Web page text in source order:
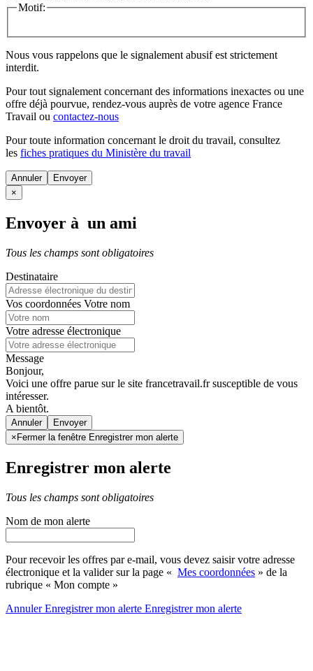
Motif:
Nous vous rappelons que le signalement abusif est strictement
interdit.
Pour tout signalement concernant des informations inexactes ou une
offre déjà pourvue, rendez-vous auprès de votre agence France
Travail ou contactez-nous
Pour toute information concernant le droit du travail, consultez
les fiches pratiques du Ministère du travail
Annuler
×
Envoyer à un ami
Tous les champs sont obligatoires
Destinataire
Vos coordonnées Votre nom
Votre adresse électronique
Message
Bonjour,
Voici une offre parue sur le site francetravail.fr susceptible de vous
intéresser.
A bientôt.
Annuler
× Fermer la fenêtre Enregistrer mon alerte
Enregistrer mon alerte
Tous les champs sont obligatoires
Nom de mon alerte
Pour recevoir les offres par e-mail, vous devez saisir votre adresse
électronique et la valider sur la page « Mes coordonnées » de la
rubrique « Mon compte »
AnnulerEnregistrer mon alerte Enregistrermon alerte